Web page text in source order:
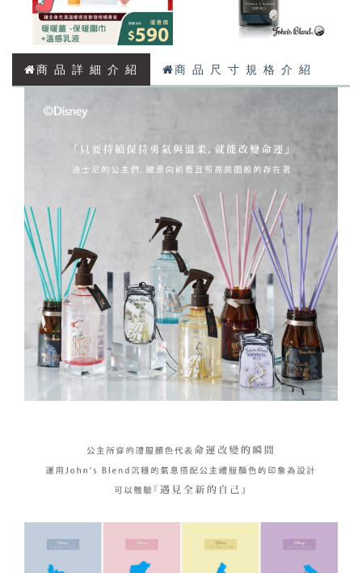
商 品 詳 細 介 紹 商 品 尺 寸 規 格 介 紹